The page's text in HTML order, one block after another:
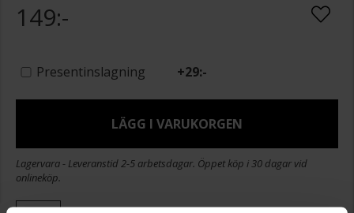
149:-
Presentinslagning +29:-
LÄGG I VARUKORGEN
Lagervara - Leveranstid 2-5 arbetsdagar. Öppet köp i 30 dagar vid
onlineköp.